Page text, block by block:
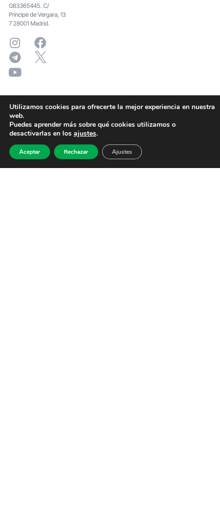
G83365445. C/
Principe de Vergara, 13
7 28001 Madrid.
Utilizamos cookies para ofrecerte la mejor experiencia en nuestra
web.
Puedes aprender más sobre qué cookies utilizamos o
desactivarlas en los ajustes.
Aceptar Rechazar Ajustes